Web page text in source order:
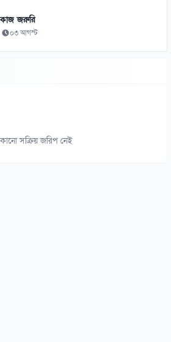
নরম রিয়ালের, আর্সেনালের নতুন প্রস্তাব
হামলা, নিহত ৩০
কাজ জরুরি
০৩ আগস্ট
সক্রিয় জরিপ নেই